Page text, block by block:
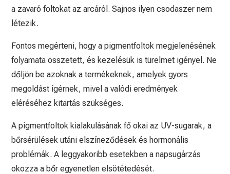
a zavaró foltokat az arcáról. Sajnos ilyen csodaszer nem
létezik.
Fontos megérteni, hogy a pigmentfoltok megjelenésének
folyamata összetett, és kezelésük is türelmet igényel. Ne
dőljön be azoknak a termékeknek, amelyek gyors
megoldást ígérnek, mivel a valódi eredmények
eléréséhez kitartás szükséges.
A pigmentfoltok kialakulásának fő okai az UV-sugarak, a
bőrsérülések utáni elszíneződések és hormonális
problémák. A leggyakoribb esetekben a napsugárzás
okozza a bőr egyenetlen elsötétedését.